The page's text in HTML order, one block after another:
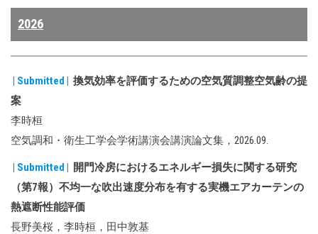
2026
| Submitted | 換気効率を評価するための空気質調整空気齢の提
案
李時桓
空気調和・衛生工学会学術講演会講演論文集，2026.09.
| Submitted | 開門冷房におけるエネルギー損失に関する研究
（第7報）不均一な吹出速度分布を有する実機エアカーテンの
熱遮断性能評価
長野美桜，李時桓，田中敦基